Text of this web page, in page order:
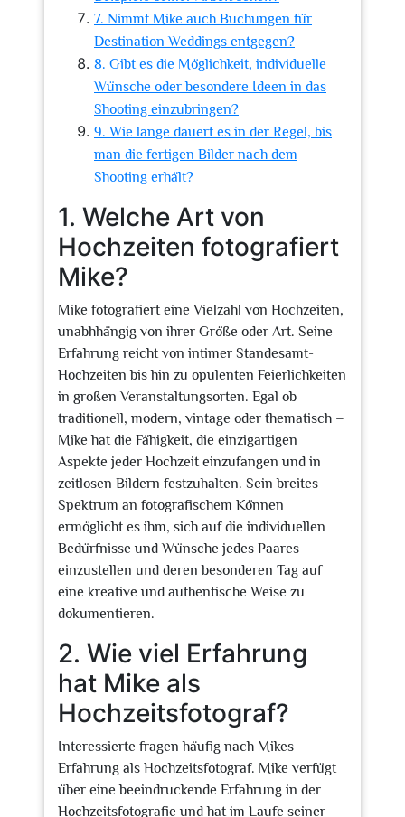
7. Nimmt Mike auch Buchungen für
Destination Weddings entgegen?
8. Gibt es die Möglichkeit, individuelle
Wünsche oder besondere Ideen in das
Shooting einzubringen?
9. Wie lange dauert es in der Regel, bis
man die fertigen Bilder nach dem
Shooting erhält?
1. Welche Art von
Hochzeiten fotografiert
Mike?
Mike fotografiert eine Vielzahl von Hochzeiten,
unabhhängig von ihrer Größe oder Art. Seine
Erfahrung reicht von intimer Standesamt-
Hochzeiten bis hin zu opulenten Feierlichkeiten
in großen Veranstaltungsorten. Egal ob
traditionell, modern, vintage oder thematisch –
Mike hat die Fähigkeit, die einzigartigen
Aspekte jeder Hochzeit einzufangen und in
zeitlosen Bildern festzuhalten. Sein breites
Spektrum an fotografischem Können
ermöglicht es ihm, sich auf die individuellen
Bedürfnisse und Wünsche jedes Paares
einzustellen und deren besonderen Tag auf
eine kreative und authentische Weise zu
dokumentieren.
2. Wie viel Erfahrung
hat Mike als
Hochzeitsfotograf?
Interessierte fragen häufig nach Mikes
Erfahrung als Hochzeitsfotograf. Mike verfügt
über eine beeindruckende Erfahrung in der
Hochzeitsfotografie und hat im Laufe seiner